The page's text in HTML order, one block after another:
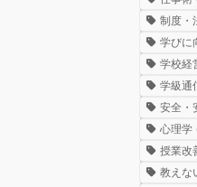
制度・
学びに
学校経
学級通
安全・
心理学
授業改
教えな